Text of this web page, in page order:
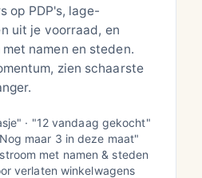
op PDP's, lage-
uit je voorraad, en
namen en steden.
zien schaarste
· "12 vandaag gekocht"
maar 3 in deze maat"
met namen & steden
verlaten winkelwagens